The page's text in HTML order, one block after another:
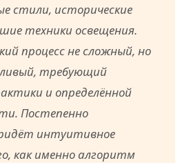
стили, исторические
техники освещения.
процесс не сложный, но
требующий
и определённой
Постепенно
интуитивное
как именно алгоритм